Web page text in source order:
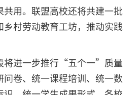
共用。联盟高校还将共建一批
乡村劳动教育工坊，推动实践
将进一步推行“五个一”质量
问卷、统一课程培训、统一数